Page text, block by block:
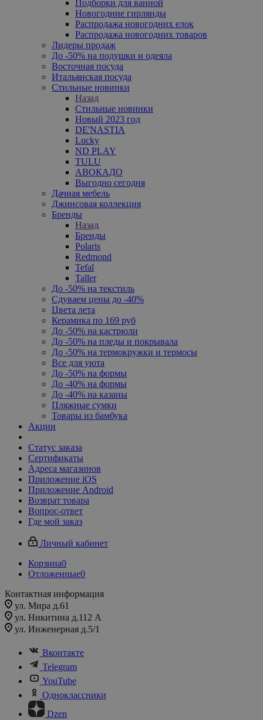
Подборки для ванной
Новогодние гирлянды
Распродажа новогодних елок
Распродажа новогодних товаров
Лидеры продаж
До -50% на подушки и одеяла
Восточная посуда
Итальянская посуда
Стильные новинки
Назад
Стильные новинки
Новый 2023 год
DE'NASTIA
Lucky
ND PLAY
TULU
АВОКАДО
Выгодно сегодня
Дачная мебель
Джинсовая коллекция
Бренды
Назад
Бренды
Polaris
Redmond
Tefal
Taller
До -50% на текстиль
Сдуваем цены до -40%
Цвета лета
Керамика по 169 руб
До -50% на кастрюли
До -50% на пледы и покрывала
До -50% на термокружки и термосы
Все для уюта
До -50% на формы
До -40% на формы
До -40% на казаны
Пляжные сумки
Товары из бамбука
Акции
Статус заказа
Сертификаты
Адреса магазинов
Приложение iOS
Приложение Android
Возврат товара
Вопрос-ответ
Где мой заказ
Личный кабинет
Корзина0
Отложенные0
Контактная информация
ул. Мира д.61
ул. Никитина д.112 А
ул. Инженерная д.5/1
Вконтакте
Telegram
YouTube
Одноклассники
Dzen